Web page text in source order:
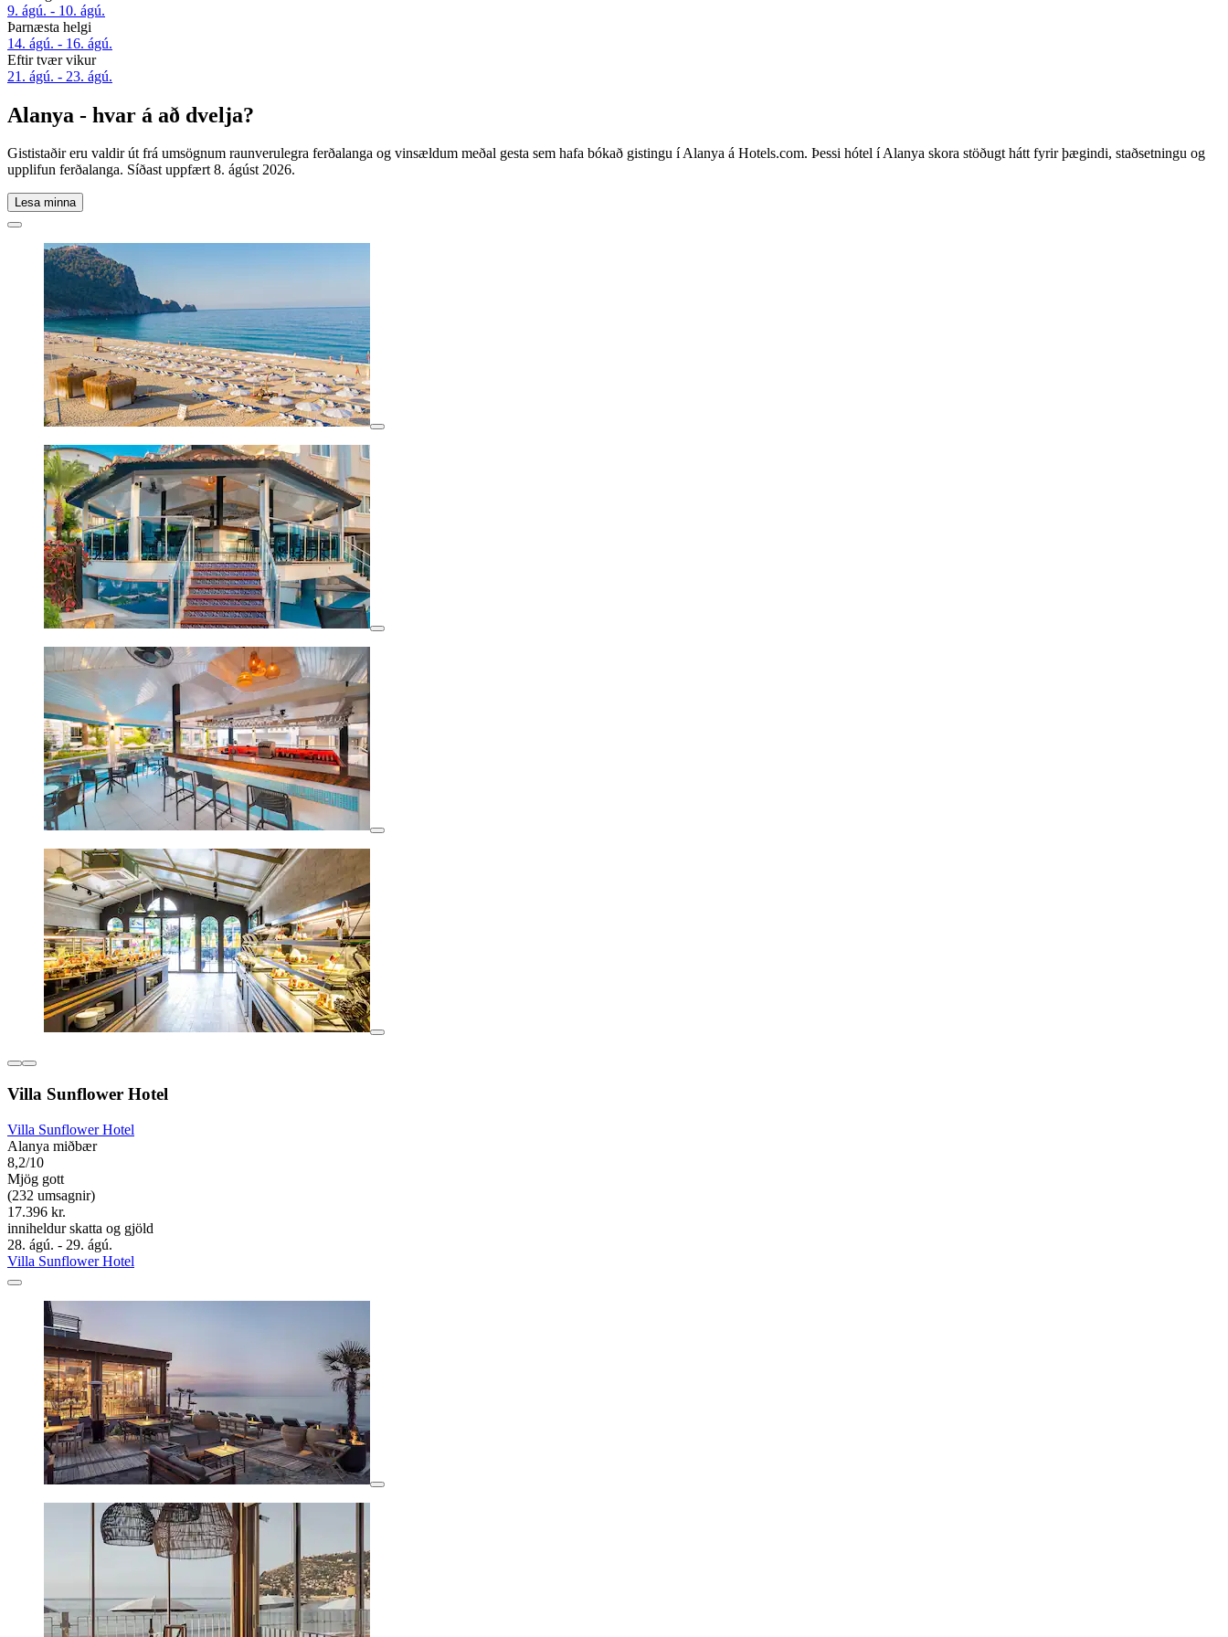
9. ágú. - 10. ágú.
Þarnæsta helgi
14. ágú. - 16. ágú.
Eftir tvær vikur
21. ágú. - 23. ágú.
Alanya - hvar á að dvelja?
Gististaðir eru valdir út frá umsögnum raunverulegra ferðalanga og vinsældum meðal gesta sem hafa bókað gistingu í Alanya á Hotels.com. Þessi hótel í Alanya skora stöðugt hátt fyrir þægindi, staðsetningu og
upplifun ferðalanga. Síðast uppfært8. ágúst 2026.
Lesa minna
Villa Sunflower Hotel
Villa Sunflower Hotel
Alanya miðbær
8,2/10
Mjög gott
(232 umsagnir)
17.396 kr.
inniheldur skatta og gjöld
28. ágú. - 29. ágú.
Villa Sunflower Hotel